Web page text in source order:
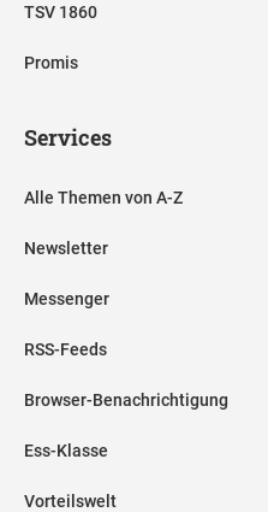
TSV 1860
Promis
Services
Alle Themen von A-Z
Newsletter
Messenger
RSS-Feeds
Browser-Benachrichtigung
Ess-Klasse
Vorteilswelt